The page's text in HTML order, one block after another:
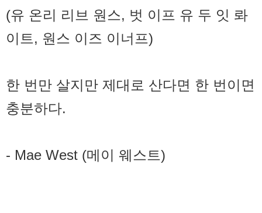
(유 온리 리브 원스, 벗 이프 유 두 잇 롸
이트, 원스 이즈 이너프)
한 번만 살지만 제대로 산다면 한 번이면
충분하다.
- Mae West (메이 웨스트)